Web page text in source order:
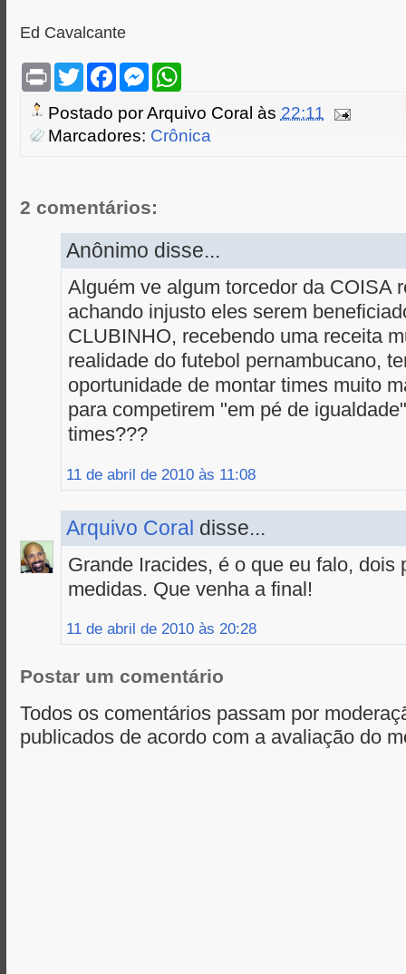
Ed Cavalcante
P
n
t
T
w
t
e
F
e
o
M
s
e
n
W
t
A
Postado porArquivo Coral às 22:11
Marcadores: Crônica
2 comentários:
Anônimo disse...
Alguém ve algum torcedor da COISA
achando injusto eles serem
CLUBINHO, recebendo uma receita
realidade do futebol pernambucano,
oportunidade de montar times muito
para competirem "em pé de
times???
11 de abril de 2010 às 11:08
Arquivo Coral disse...
Grande Iracides, é o que eu falo, dois
medidas. Que venha a final!
11 de abril de 2010 às 20:28
Postar um comentário
Todos os comentários passam por
publicados de acordo com a avaliação do